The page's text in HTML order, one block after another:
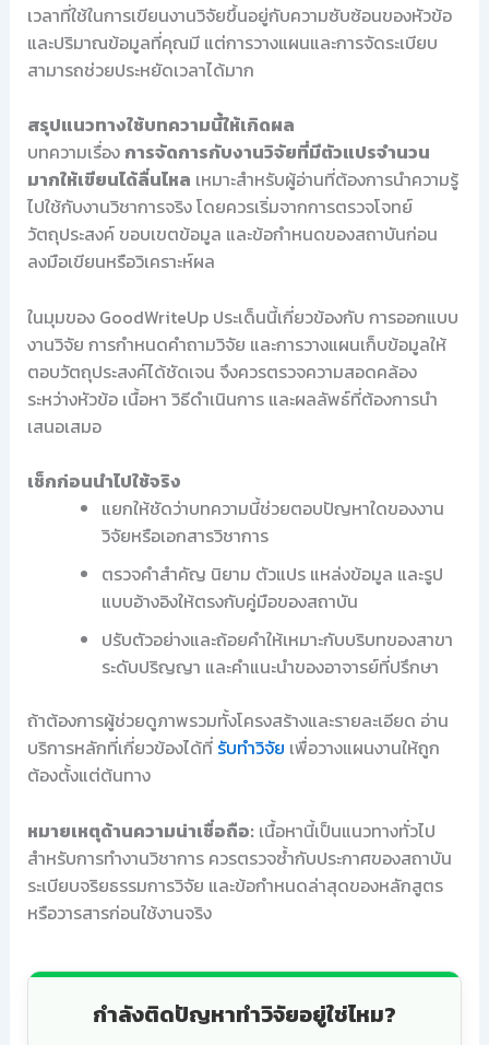
เวลาที่ใช้ในการเขียนงานวิจัยขึ้นอยู่กับความซับซ้อนของหัวข้อ
และปริมาณข้อมูลที่คุณมี แต่การวางแผนและการจัดระเบียบ
สามารถช่วยประหยัดเวลาได้มาก
สรุปแนวทางใช้บทความนี้ให้เกิดผล
บทความเรื่อง การจัดการกับงานวิจัยที่มีตัวแปรจำนวน
มากให้เขียนได้ลื่นไหล เหมาะสำหรับผู้อ่านที่ต้องการนำความรู้
ไปใช้กับงานวิชาการจริง โดยควรเริ่มจากการตรวจโจทย์
วัตถุประสงค์ ขอบเขตข้อมูล และข้อกำหนดของสถาบันก่อน
ลงมือเขียนหรือวิเคราะห์ผล
ในมุมของ GoodWriteUp ประเด็นนี้เกี่ยวข้องกับ การออกแบบ
งานวิจัย การกำหนดคำถามวิจัย และการวางแผนเก็บข้อมูลให้
ตอบวัตถุประสงค์ได้ชัดเจน จึงควรตรวจความสอดคล้อง
ระหว่างหัวข้อ เนื้อหา วิธีดำเนินการ และผลลัพธ์ที่ต้องการนำ
เสนอเสมอ
เช็กก่อนนำไปใช้จริง
แยกให้ชัดว่าบทความนี้ช่วยตอบปัญหาใดของงาน
วิจัยหรือเอกสารวิชาการ
ตรวจคำสำคัญ นิยาม ตัวแปร แหล่งข้อมูล และรูป
แบบอ้างอิงให้ตรงกับคู่มือของสถาบัน
ปรับตัวอย่างและถ้อยคำให้เหมาะกับบริบทของสาขา
ระดับปริญญา และคำแนะนำของอาจารย์ที่ปรึกษา
ถ้าต้องการผู้ช่วยดูภาพรวมทั้งโครงสร้างและรายละเอียด อ่าน
บริการหลักที่เกี่ยวข้องได้ที่ รับทำวิจัย เพื่อวางแผนงานให้ถูก
ต้องตั้งแต่ต้นทาง
หมายเหตุด้านความน่าเชื่อถือ: เนื้อหานี้เป็นแนวทางทั่วไป
สำหรับการทำงานวิชาการ ควรตรวจซ้ำกับประกาศของสถาบัน
ระเบียบจริยธรรมการวิจัย และข้อกำหนดล่าสุดของหลักสูตร
หรือวารสารก่อนใช้งานจริง
กำลังติดปัญหาทำวิจัยอยู่ใช่ไหม?